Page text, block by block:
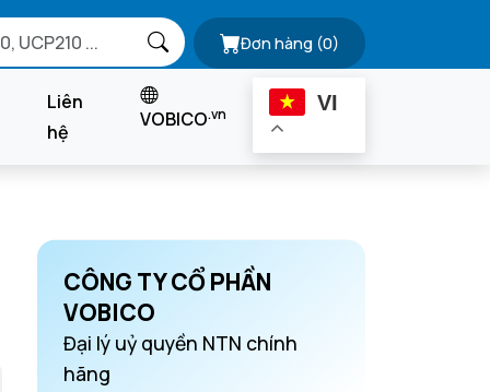
Đơn hàng (0)
Liên
hệ
VOBICO.vn VI
CÔNG TY CỔ PHẦN
VOBICO
Đại lý uỷ quyền NTN chính
hãng